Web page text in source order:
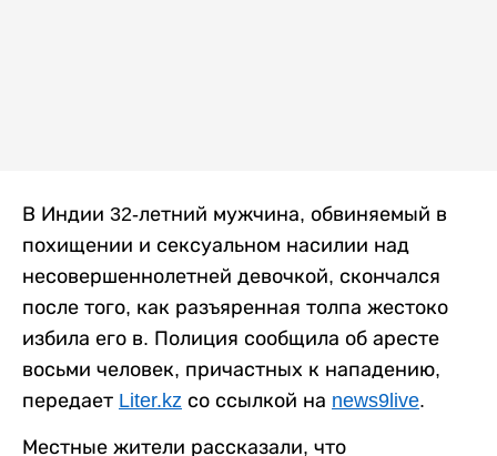
В Индии 32-летний мужчина, обвиняемый в
похищении и сексуальном насилии над
несовершеннолетней девочкой, скончался
после того, как разъяренная толпа жестоко
избила его в. Полиция сообщила об аресте
восьми человек, причастных к нападению,
передает Liter.kz со ссылкой на news9live.
Местные жители рассказали, что